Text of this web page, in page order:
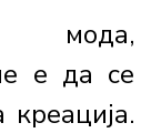
мода,
е да се